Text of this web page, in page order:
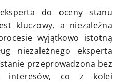
do oceny stanu
kluczowy, a niezależna
wyjątkowo istotną
niezależnego eksperta
przeprowadzona bez
interesów, co z kolei